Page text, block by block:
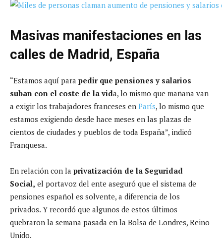
Masivas manifestaciones en las
calles de Madrid, España
“Estamos aquí para pedir que pensiones y salarios
suban con el coste de la vida, lo mismo que mañana van
a exigir los trabajadores franceses en París, lo mismo que
estamos exigiendo desde hace meses en las plazas de
cientos de ciudades y pueblos de toda España”, indicó
Franquesa.
En relación con la privatización de la Seguridad
Social, el portavoz del ente aseguró que el sistema de
pensiones español es solvente, a diferencia de los
privados. Y recordó que algunos de estos últimos
quebraron la semana pasada en la Bolsa de Londres, Reino
Unido.